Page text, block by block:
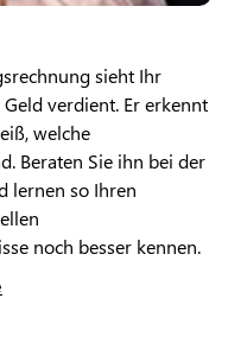
sieht Ihr
verdient. Er erkennt
welche
Beraten Sie ihn bei der
lernen so Ihren
noch besser kennen.